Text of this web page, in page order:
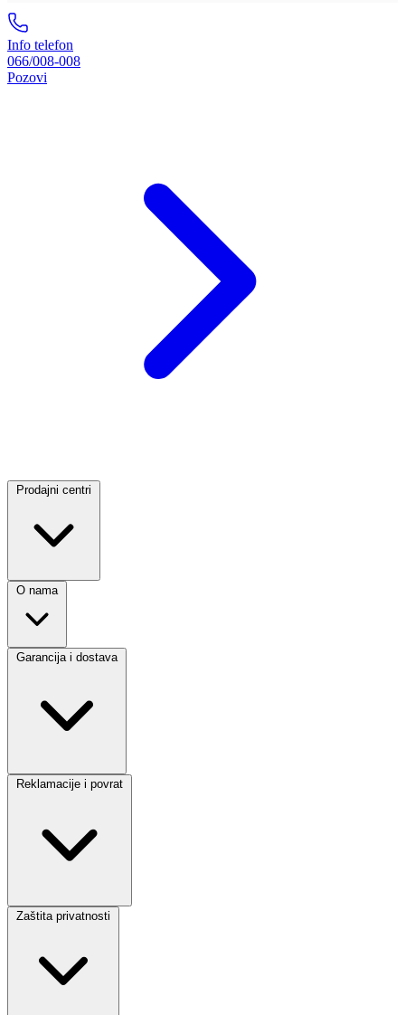
Info telefon
066/008-008
Pozovi
Prodajni centri
O nama
Garancija i dostava
Reklamacije i povrat
Zaštita privatnosti